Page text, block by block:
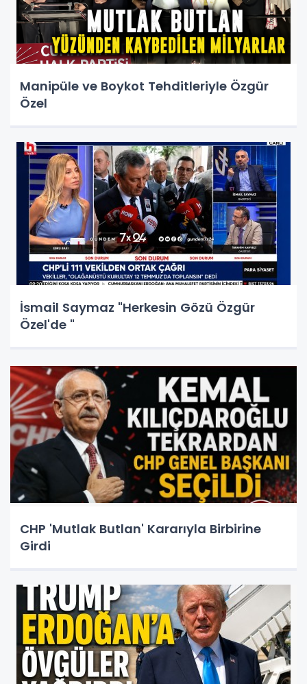
Manipüle ve Boykot Tehditleriyle Özgür
Özel
İsmail Saymaz "Herkesin Gözü Özgür
Özel'de "
CHP 'Mutlak Butlan' Kararıyla Birbirine
Girdi